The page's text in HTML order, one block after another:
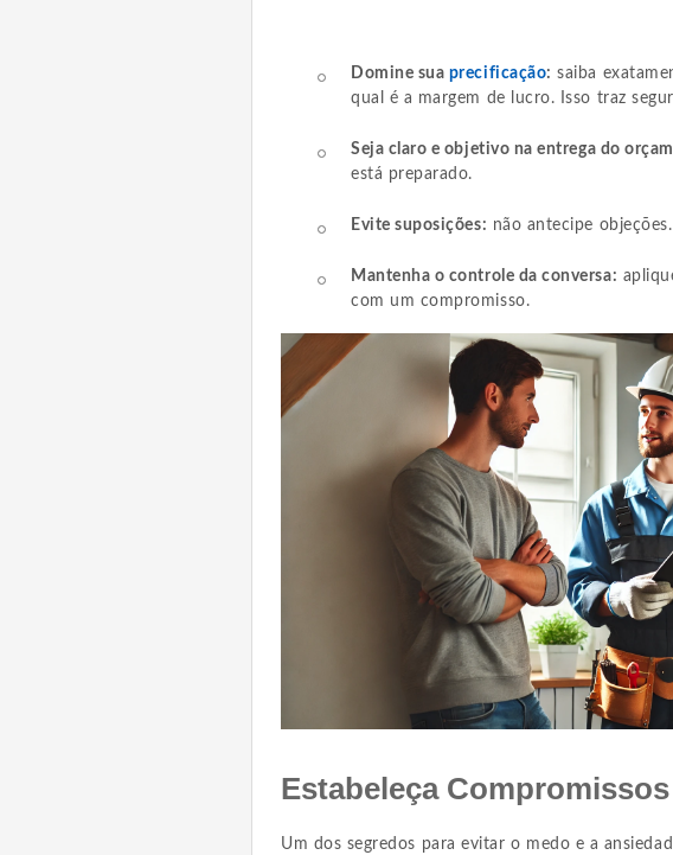
Domine sua precificação: saiba
qual é a margem de lucro. Isso traz
Seja claro e objetivo na entrega do
está preparado.
Evite suposições: não antecipe
Mantenha o controle da conversa:
com um compromisso.
Estabeleça
Um dos segredos para evitar o medo e a